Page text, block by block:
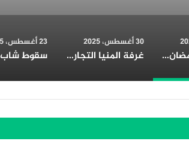
23 أغسطس، 2025 23 أغسطس، 2025